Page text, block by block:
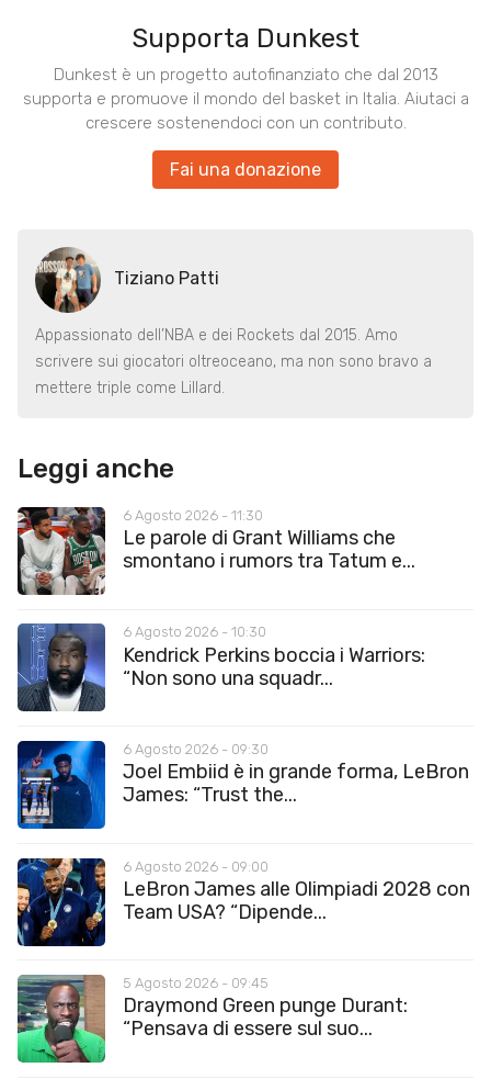
Supporta Dunkest
Dunkest è un progetto autofinanziato che dal 2013
supporta e promuove il mondo del basket in Italia. Aiutaci a
crescere sostenendoci con un contributo.
Fai una donazione
Tiziano Patti
Appassionato dell’NBA e dei Rockets dal 2015. Amo
scrivere sui giocatori oltreoceano, ma non sono bravo a
mettere triple come Lillard.
Leggi anche
6 Agosto 2026 - 11:30
Le parole di Grant Williams che
smontano i rumors tra Tatum e...
6 Agosto 2026 - 10:30
Kendrick Perkins boccia i Warriors:
“Non sono una squadr...
6 Agosto 2026 - 09:30
Joel Embiid è in grande forma, LeBron
James: “Trust the...
6 Agosto 2026 - 09:00
LeBron James alle Olimpiadi 2028 con
Team USA? “Dipende...
5 Agosto 2026 - 09:45
Draymond Green punge Durant:
“Pensava di essere sul suo...